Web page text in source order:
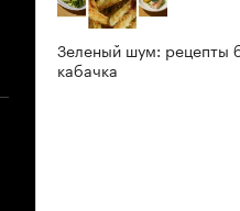
Зеленый шум: рецепты
кабачка